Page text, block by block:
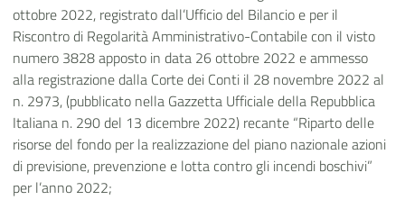
ottobre 2022, registrato dall’Ufficio del Bilancio e per il
Riscontro di Regolarità Amministrativo-Contabile con il visto
numero 3828 apposto in data 26 ottobre 2022 e ammesso
alla registrazione dalla Corte dei Conti il 28 novembre 2022 al
n. 2973, (pubblicato nella Gazzetta Ufficiale della Repubblica
Italiana n. 290 del 13 dicembre 2022) recante “Riparto delle
risorse del fondo per la realizzazione del piano nazionale azioni
di previsione, prevenzione e lotta contro gli incendi boschivi”
per l’anno 2022;